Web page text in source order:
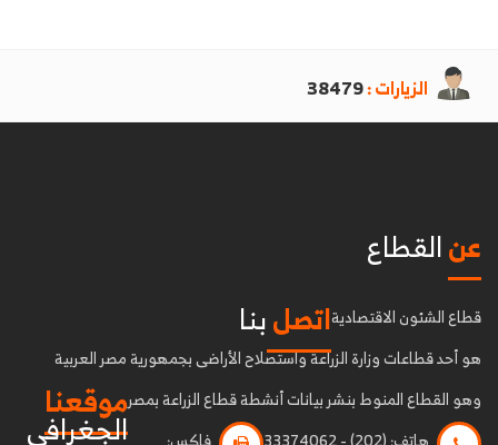
الزيارات :38479
عنالقطاع
قطاع الشئون الاقتصادية
هو أحد قطاعات وزارة الزراعة واستصلاح الأراضى بجمهورية مصر العربية
وهو القطاع المنوط بنشر بيانات أنشطة قطاع الزراعة بمصر
اتصلبنا
موقعنا
الجغرافي